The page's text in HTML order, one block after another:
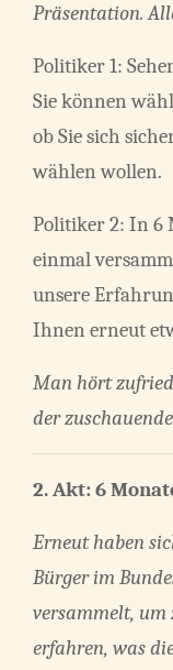
Präsentation.
Politiker 1:
Sie können
ob Sie sich
wählen wollen.
Politiker 2: In 6
einmal
unsere
Ihnen erneut
Man hört
der
2. Akt: 6
Erneut haben
Bürger im
versammelt, um
erfahren, was